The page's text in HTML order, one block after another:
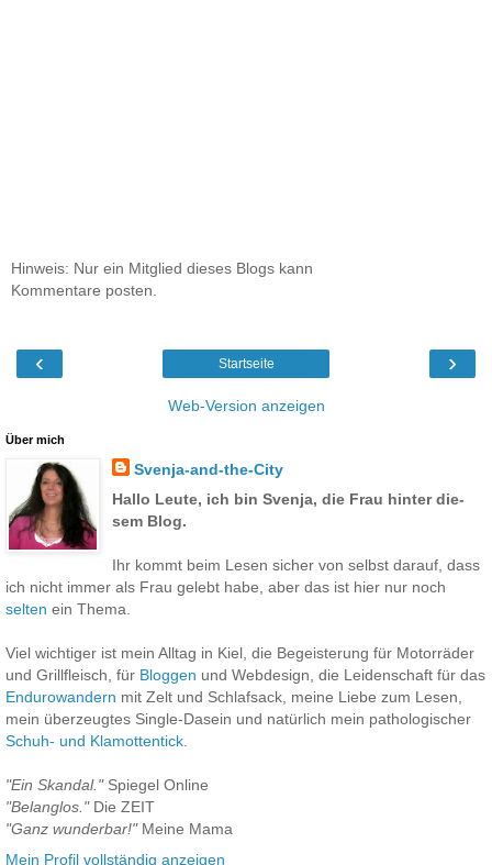
Hinweis: Nur ein Mitglied dieses Blogs kann
Kommentare posten.
‹ ›
Startseite
Web-Version anzeigen
Über mich
Svenja-and-the-City
Hallo Leute, ich bin Svenja, die Frau hinter die­­
sem Blog.
Ihr kommt beim Lesen sicher von selbst darauf, dass
ich nicht immer als Frau gelebt habe, aber das ist hier nur noch
selten ein Thema.
Viel wichtiger ist mein Alltag in Kiel, die Begeisterung für Motorräder
und Grill­­fleisch, für Bloggen und Web­design, die Leiden­schaft für das
Endurowandern mit Zelt und Schlaf­­sack, meine Liebe zum Lesen,
mein überzeugtes Single-Dasein und natürlich mein patho­lo­gischer
Schuh- und Klamottentick.
"Ein Skandal."Spiegel Online
"Belanglos."Die ZEIT
"Ganz wunderbar!"Meine Mama
Mein Profil vollständig anzeigen